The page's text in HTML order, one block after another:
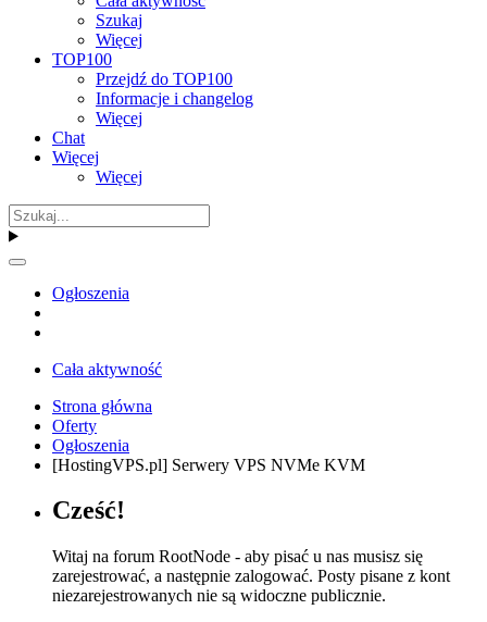
Szukaj
Więcej
TOP100
Przejdź do TOP100
Informacje i changelog
Więcej
Chat
Więcej
Więcej
Ogłoszenia
Cała aktywność
Strona główna
Oferty
Ogłoszenia
[HostingVPS.pl] Serwery VPS NVMe KVM
Cześć!
Witaj na forum RootNode - aby pisać u nas musisz się
zarejestrować, a następnie zalogować. Posty pisane z kont
niezarejestrowanych nie są widoczne publicznie.